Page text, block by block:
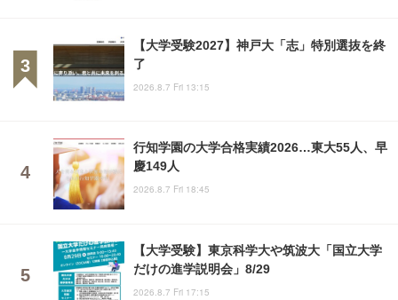
【大学受験2027】神戸大「志」特別選抜を終
了
2026.8.7 Fri 13:15
行知学園の大学合格実績2026…東大55人、早
慶149人
2026.8.7 Fri 18:45
【大学受験】東京科学大や筑波大「国立大学
だけの進学説明会」8/29
2026.8.7 Fri 17:15